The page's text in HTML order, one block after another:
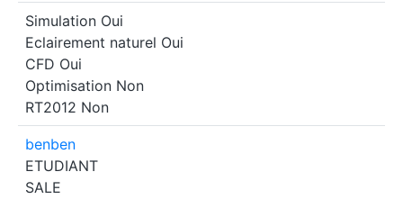
Simulation Oui
Eclairement naturel Oui
CFD Oui
Optimisation Non
RT2012 Non
benben
ETUDIANT
SALE